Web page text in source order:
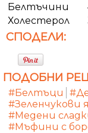
Белтъчини
Холестерол
СПОДЕЛИ:
ПОДОБНИ
#Белтъци
#Зеленчукови
#Медени
#Мъфини с